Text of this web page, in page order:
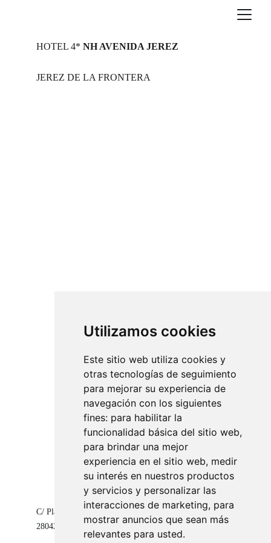
Utilizamos cookies
Este sitio web utiliza cookies y
otras tecnologías de seguimiento
para mejorar su experiencia de
navegación con los siguientes
fines: para habilitar la
funcionalidad básica del sitio web,
para brindar una mejor
experiencia en el sitio web, medir
su interés en nuestros productos
y servicios y personalizar las
interacciones de marketing, para
mostrar anuncios que sean más
relevantes para usted.
HOTEL 4* NH AVENIDA JEREZ
JEREZ DE LA FRONTERA
C/ Playa de Zarauz 13
28042 Madrid